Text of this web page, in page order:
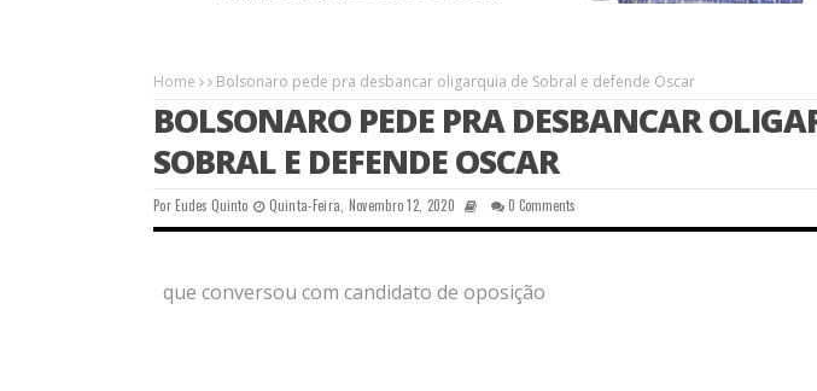
Home Bolsonaro pede pra desbancar oligarquia de Sobral e defende Oscar
BOLSONARO PEDE PRA DESBANCAR
SOBRAL E DEFENDE OSCAR
PorEudes Quinto Quinta-Feira, Novembro 12, 2020 0 Comments
que conversou com candidato de oposição